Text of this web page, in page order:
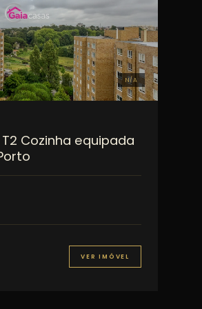
N/A
Cozinha equipada
VER IMÓVEL